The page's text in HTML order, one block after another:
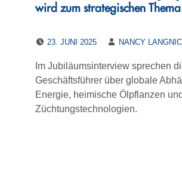
wird zum strategischen Thema
23. JUNI 2025
NANCY
Im Jubiläumsinterview sprechen
Geschäftsführer über globale
Energie, heimische Ölpflanzen
Züchtungstechnologien.